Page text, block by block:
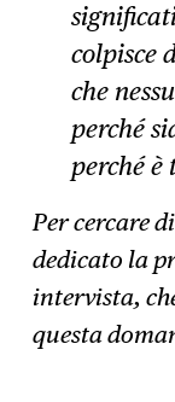
colpisce
che
perché
perché
Per cercare
dedicato la
intervista,
questa